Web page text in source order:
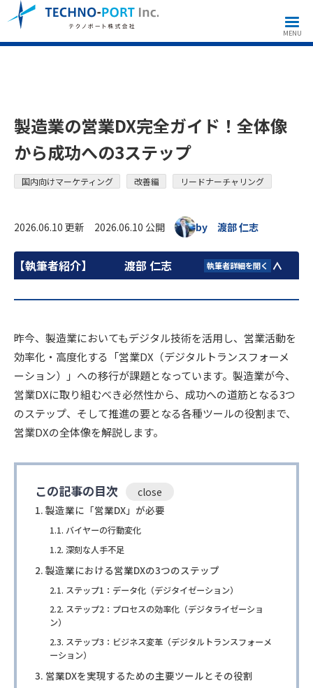
MENU
国内向けマーケティング 改善編 リードナーチャリング
製造業の営業DX完全ガイド！全体像
から成功への3ステップ
国内向けマーケティング 改善編 リードナーチャリング
2026.06.10 更新 2026.06.10 公開 by 渡部 仁志
【執筆者紹介】 渡部 仁志 執筆者詳細を開く
昨今、製造業においてもデジタル技術を活用し、営業活動を
効率化・高度化する「営業DX（デジタルトランスフォーメ
ーション）」への移行が課題となっています。製造業が今、
営業DXに取り組むべき必然性から、成功への道筋となる3つ
のステップ、そして推進の要となる各種ツールの役割まで、
営業DXの全体像を解説します。
この記事の目次
製造業に「営業DX」が必要
バイヤーの行動変化
深刻な人手不足
製造業における営業DXの3つのステップ
ステップ1：データ化（デジタイゼーション）
ステップ2：プロセスの効率化（デジタライゼーショ
ン）
ステップ3：ビジネス変革（デジタルトランスフォーメ
ーション）
営業DXを実現するための主要ツールとその役割